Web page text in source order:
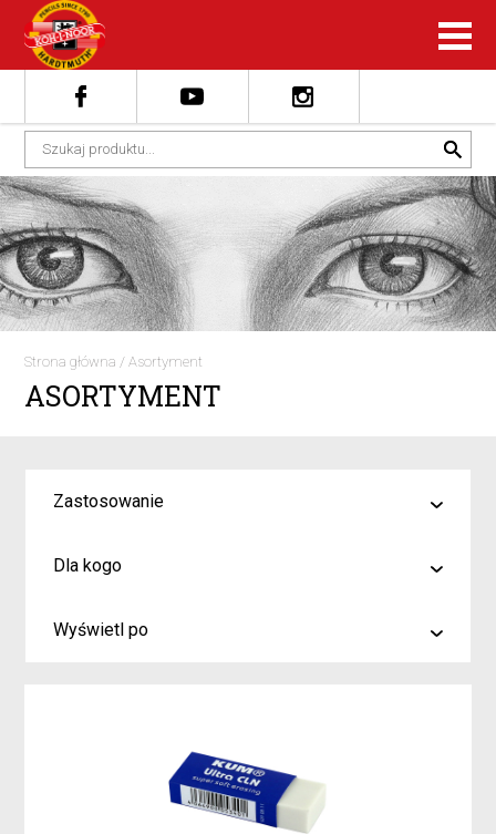
Strona główna /Asortyment
ASORTYMENT
Zastosowanie
malowanie
kreślenie
Dla kogo
Artyści i profesjonaliści
Wyświetl po